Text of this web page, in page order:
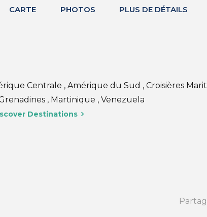
CARTE PHOTOS PLUS DE DÉTAILS
Centrale , Amérique du Sud , Croisières
, Martinique , Venezuela
Destinations